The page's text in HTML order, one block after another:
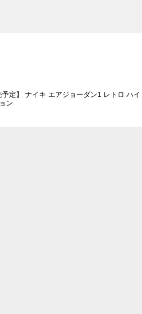
予定】 ナイキ エアジョーダン1 レトロ ハ
ン